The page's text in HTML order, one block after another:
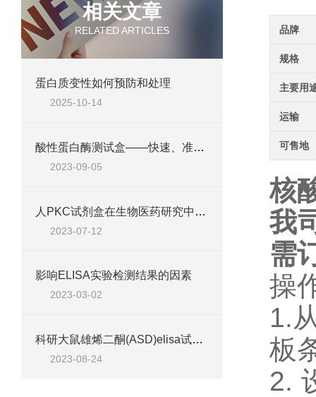
相关文章
RELATED ARTICLES
蛋白质变性如何预防和处理
2025-10-14
酸性蛋白酶测试盒——快速、准确的蛋白质检测利器
2023-09-05
人PKC试剂盒在生物医药研究中的应用与意义
2023-07-12
影响ELISA实验检测结果的因素
2023-03-02
科研大鼠雄烯二酮(ASD)elisa试剂盒说明@厂家直销
2023-08-24
品牌
规格
主要用
运输
可售地
核
我
需
操
1.
板
2.